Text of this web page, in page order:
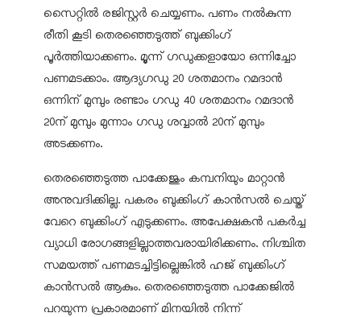
സൈറ്റിൽ രജിസ്റ്റർ ചെയ്യണം. പണം നൽകുന്ന
രീതി കൂടി തെരഞ്ഞെടുത്ത് ബുക്കിംഗ്
പൂർത്തിയാക്കണം. മൂന്ന് ഗഡുക്കളായോ ഒന്നിച്ചോ
പണമടക്കാം. ആദ്യഗഡു 20 ശതമാനം റമദാൻ
ഒന്നിന് മുമ്പും രണ്ടാം ഗഡു 40 ശതമാനം റമദാൻ
20ന് മുമ്പും മുന്നാം ഗഡു ശവ്വാൽ 20ന് മുമ്പും
അടക്കണം.
തെരഞ്ഞെടുത്ത പാക്കേജും കമ്പനിയും മാറ്റാൻ
അനുവദിക്കില്ല. പകരം ബുക്കിംഗ് കാൻസൽ ചെയ്ത്
വേറെ ബുക്കിംഗ് എടുക്കണം. അപേക്ഷകൻ പകർച്ച
വ്യാധി രോഗങ്ങളില്ലാത്തവരായിരിക്കണം. നിശ്ചിത
സമയത്ത് പണമടച്ചിട്ടില്ലെങ്കിൽ ഹജ് ബുക്കിംഗ്
കാൻസൽ ആകും. തെരഞ്ഞെടുത്ത പാക്കേജിൽ
പറയുന്ന പ്രകാരമാണ് മിനയിൽ നിന്ന്